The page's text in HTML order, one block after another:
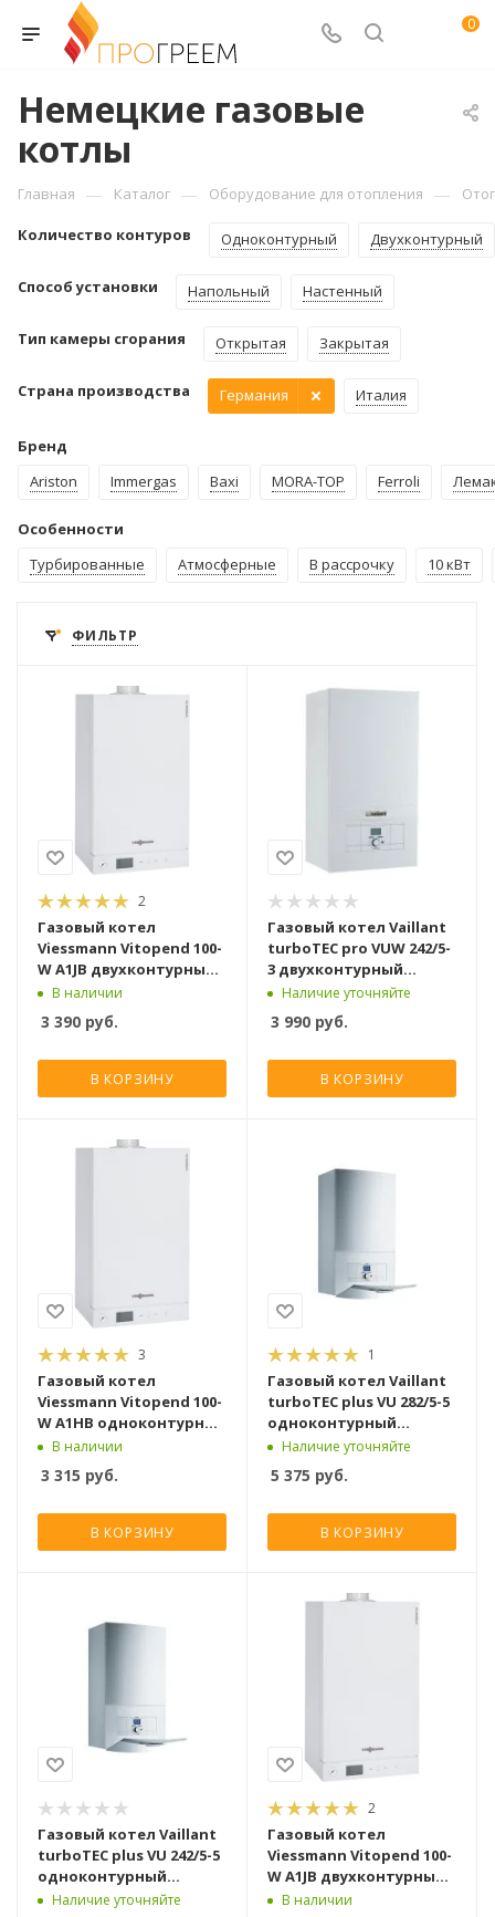
0
Немецкие газовые
котлы
Главная — Каталог — Оборудование для отопления —
Количество контуров Одноконтурный Двухконтурный
Способ установки Напольный Настенный
Тип камеры сгорания Открытая Закрытая
Страна производства Германия Италия
Бренд
Ariston
Immergas Baxi MORA-TOP Ferroli
Особенности
Турбированные
Атмосферные В рассрочку 10 кВт
ФИЛЬТР
2
Газовый котел
Viessmann Vitopend 100-
W A1JB двухконтурный
турбированный [24 кВт]
В наличии
3 390 руб.
В КОРЗИНУ
Газовый котел Vaillant
turboTEC pro VUW 242/5-
3 двухконтурный
турбированный [24 кВт]
Наличие уточняйте
3 990 руб.
В КОРЗИНУ
3
Газовый котел
Viessmann Vitopend 100-
W A1HB одноконтурный
турбированный [24 кВт]
В наличии
3 315 руб.
В КОРЗИНУ
1
Газовый котел Vaillant
turboTEC plus VU 282/5-5
одноконтурный
турбированный [28 кВт]
Наличие уточняйте
5 375 руб.
В КОРЗИНУ
Газовый котел Vaillant
turboTEC plus VU 242/5-5
одноконтурный
турбированный [24 кВт]
Наличие уточняйте
2
Газовый котел
Viessmann Vitopend 100-
W А1JB двухконтурный
турбированный [12 кВт]
В наличии